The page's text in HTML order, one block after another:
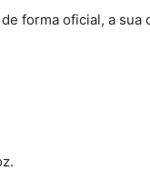
forma oficial, a